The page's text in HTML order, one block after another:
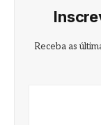
Receba as